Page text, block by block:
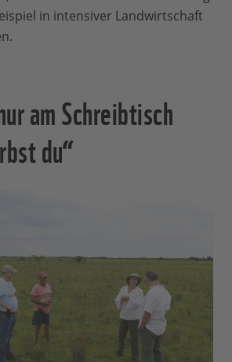
in intensiver Landwirtschaft
am Schreibtisch
du“